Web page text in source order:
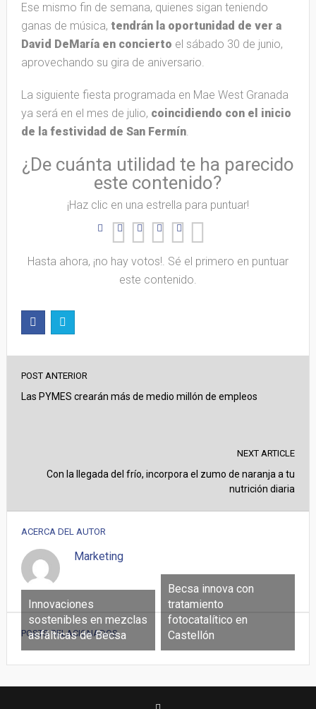
Ese mismo fin de semana, quienes sigan teniendo
ganas de música, tendrán la oportunidad de ver a
David DeMaría en concierto el sábado 30 de junio,
aprovechando su gira de aniversario.
La siguiente fiesta programada en Mae West Granada
ya será en el mes de julio, coincidiendo con el inicio
de la festividad de San Fermín.
¿De cuánta utilidad te ha parecido
este contenido?
¡Haz clic en una estrella para puntuar!
Hasta ahora, ¡no hay votos!. Sé el primero en puntuar
este contenido.
POST ANTERIOR
Las PYMES crearán más de medio millón de empleos
NEXT ARTICLE
Con la llegada del frío, incorpora el zumo de naranja a tu
nutrición diaria
ACERCA DEL AUTOR
Marketing
POSTS RELACIONADOS
Innovaciones
sostenibles en mezclas
asfálticas de Becsa
Becsa innova con
tratamiento
fotocatalítico en
Castellón